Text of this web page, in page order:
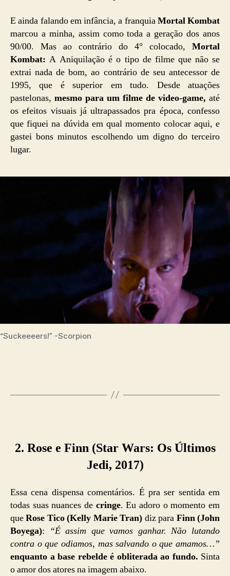
E ainda falando em infância, a franquiaMortal Kombat
marcou a minha, assim como toda a geração dos anos
90/00. Mas ao contrário do 4° colocado, Mortal
Kombat:A Aniquilação é o tipo de filme que não se
extrai nada de bom, ao contrário de seu antecessor de
1995, que é superior em tudo. Desde atuações
pastelonas, mesmo para um filme de video-game, até
os efeitos visuais já ultrapassados pra época, confesso
que fiquei na dúvida em qual momento colocar aqui, e
gastei bons minutos escolhendo um digno do terceiro
lugar.
“Suckeeeers!” -Scorpion
2. Rose e Finn (Star Wars: Os Últimos
Jedi, 2017)
Essa cena dispensa comentários. É pra ser sentida em
todas suas nuances de cringe. Eu adoro o momento em
queRose Tico (Kelly Marie Tran) diz para Finn (John
Boyega): “É assim que vamos ganhar. Não lutando
contra o que odiamos, mas salvando o que amamos…”
enquanto a base rebelde é obliterada ao fundo. Sinta
o amor dos atores na imagem abaixo.